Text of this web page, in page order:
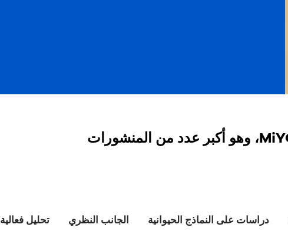
أُجريت أكثر من 90 دراسة علمية حول العالم لدعم عدسات نظارات MiYOSMART، وهو أكبر عدد من المنشورات
دراسات على النماذج الحيوانية الجانب النظري تحليل